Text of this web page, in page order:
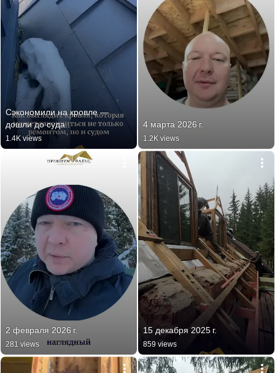
Сэкономили на кровле —
дошли до суда..
1.4K views
4 марта 2026 г.
1.2K views
2 февраля 2026 г.
281 views
15 декабря 2025 г.
859 views